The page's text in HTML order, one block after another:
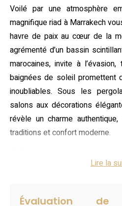
Voilé par une atmosphère
magnifique riad à Marrakech
havre de paix au cœur de la
agrémenté d’un bassin
marocaines, invite à
baignées de soleil promettent
inoubliables. Sous les
salons aux décorations
révèle un charme
traditions et confort moderne.
Marrakech propose quatre
le nécessaire pour un confort
Lire la
Évaluation de